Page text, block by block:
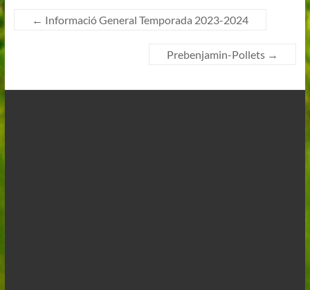
← Informació General Temporada 2023-2024
Prebenjamin-Pollets →